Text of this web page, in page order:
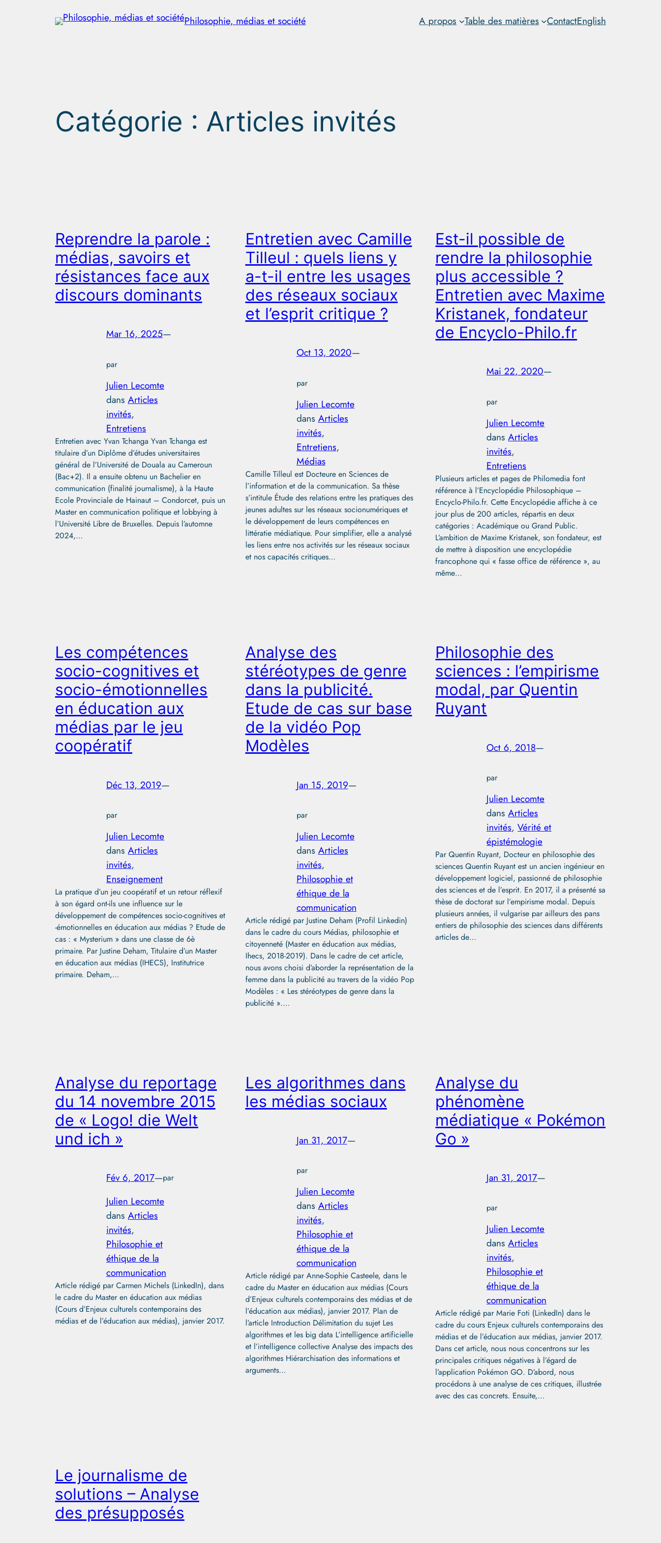
Philosophie, médias et société A propos Table des matières ContactEnglish
Catégorie : Articles invités
Reprendre la parole :
médias, savoirs et
résistances face aux
discours dominants
Mar 16, 2025—
par
Julien Lecomte
dans Articles
invités
Entretiens
Entretien avec Yvan Tchanga Yvan Tchanga est
titulaire d’un Diplôme d’études universitaires
général de l’Université de Douala au Cameroun
(Bac+2). Il a ensuite obtenu un Bachelier en
communication (finalité journalisme), à la Haute
Ecole Provinciale de Hainaut – Condorcet, puis un
Master en communication politique et lobbying à
l’Université Libre de Bruxelles. Depuis l’automne
2024,…
Entretien avec Camille
Tilleul : quels liens y
a-t-il entre les usages
des réseaux sociaux
et l’esprit critique ?
Oct 13, 2020—
par
Julien Lecomte
dans Articles
invités
Entretiens
Médias
Camille Tilleul est Docteure en Sciences de
l’information et de la communication. Sa thèse
s’intitule Étude des relations entre les pratiques des
jeunes adultes sur les réseaux socionumériques et
le développement de leurs compétences en
littératie médiatique. Pour simplifier, elle a analysé
les liens entre nos activités sur les réseaux sociaux
et nos capacités critiques…
Est-il possible de
rendre la philosophie
plus accessible ?
Entretien avec Maxime
Kristanek, fondateur
de Encyclo-Philo.fr
Mai 22, 2020—
par
Julien Lecomte
dansArticles
invités
Entretiens
Plusieurs articles et pages de Philomedia font
référence à l’Encyclopédie Philosophique –
Encyclo-Philo.fr. Cette Encyclopédie affiche à ce
jour plus de 200 articles, répartis en deux
catégories : Académique ou Grand Public.
L’ambition de Maxime Kristanek, son fondateur, est
de mettre à disposition une encyclopédie
francophone qui « fasse office de référence », au
même…
Les compétences
socio-cognitives et
socio-émotionnelles
en éducation aux
médias par le jeu
coopératif
Déc 13, 2019—
par
Julien Lecomte
dans Articles
invités
Enseignement
La pratique d’un jeu coopératif et un retour réflexif
à son égard ont-ils une influence sur le
développement de compétences socio-cognitives et
-émotionnelles en éducation aux médias ? Etude de
cas : « Mysterium » dans une classe de 6è
primaire. Par Justine Deham, Titulaire d’un Master
en éducation aux médias (IHECS), Institutrice
primaire. Deham,…
Analyse des
stéréotypes de genre
dans la publicité.
Etude de cas sur base
de la vidéo Pop
Modèles
Jan 15, 2019—
par
Julien Lecomte
dans Articles
invités
Philosophie et
éthique de la
communication
Article rédigé par Justine Deham (Profil Linkedin)
dans le cadre du cours Médias, philosophie et
citoyenneté (Master en éducation aux médias,
Ihecs, 2018-2019). Dans le cadre de cet article,
nous avons choisi d’aborder la représentation de la
femme dans la publicité au travers de la vidéo Pop
Modèles : « Les stéréotypes de genre dans la
publicité ».…
Philosophie des
sciences : l’empirisme
modal, par Quentin
Ruyant
Oct 6, 2018—
par
Julien Lecomte
dansArticles
invités, Vérité et
épistémologie
Par Quentin Ruyant, Docteur en philosophie des
sciences Quentin Ruyant est un ancien ingénieur en
développement logiciel, passionné de philosophie
des sciences et de l’esprit. En 2017, il a présenté sa
thèse de doctorat sur l’empirisme modal. Depuis
plusieurs années, il vulgarise par ailleurs des pans
entiers de philosophie des sciences dans différents
articles de…
Analyse du reportage
du 14 novembre 2015
de « Logo! die Welt
und ich »
Fév 6, 2017—par
Julien Lecomte
dans Articles
invités
Philosophie et
éthique de la
communication
Article rédigé par Carmen Michels (LinkedIn), dans
le cadre du Master en éducation aux médias
(Cours d’Enjeux culturels contemporains des
médias et de l’éducation aux médias), janvier 2017.
Les algorithmes dans
les médias sociaux
Jan 31, 2017—
par
Julien Lecomte
dans Articles
invités
Philosophie et
éthique de la
communication
Article rédigé par Anne-Sophie Casteele, dans le
cadre du Master en éducation aux médias (Cours
d’Enjeux culturels contemporains des médias et de
l’éducation aux médias), janvier 2017. Plan de
l’article Introduction Délimitation du sujet Les
algorithmes et les big data L’intelligence artificielle
et l’intelligence collective Analyse des impacts des
algorithmes Hiérarchisation des informations et
arguments…
Analyse du
phénomène
médiatique « Pokémon
Go »
Jan 31, 2017—
par
Julien Lecomte
dansArticles
invités
Philosophie et
éthique de la
communication
Article rédigé par Marie Foti (LinkedIn) dans le
cadre du cours Enjeux culturels contemporains des
médias et de l’éducation aux médias, janvier 2017.
Dans cet article, nous nous concentrons sur les
principales critiques négatives à l’égard de
l’application Pokémon GO. D’abord, nous
procédons à une analyse de ces critiques, illustrée
avec des cas concrets. Ensuite,…
Le journalisme de
solutions – Analyse
des présupposés